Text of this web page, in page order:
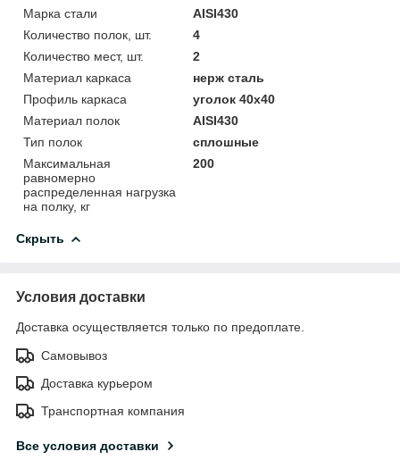
Марка стали
AISI430
Количество полок, шт.
4
Количество мест, шт.
2
Материал каркаса
нерж сталь
Профиль каркаса
уголок 40х40
Материал полок
AISI430
Тип полок
сплошные
Максимальная
равномерно
распределенная нагрузка
на полку, кг
200
Скрыть
Условия доставки
Доставка осуществляется только по предоплате.
Самовывоз
Доставка курьером
Транспортная компания
Все условия доставки